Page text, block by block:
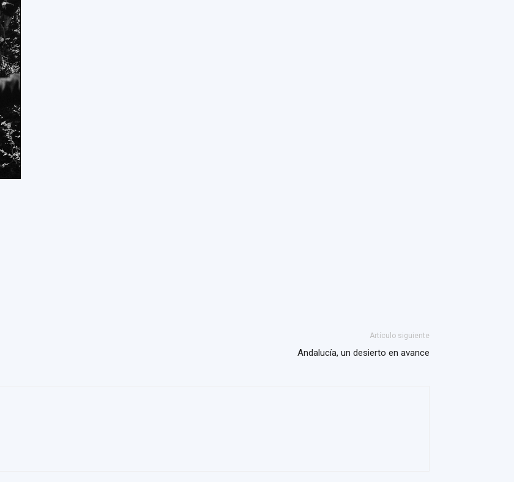
Artículo siguiente
Andalucía, un desierto en avance